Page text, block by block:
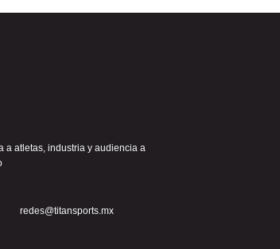
a atletas, industria y audiencia a
redes@titansports.mx